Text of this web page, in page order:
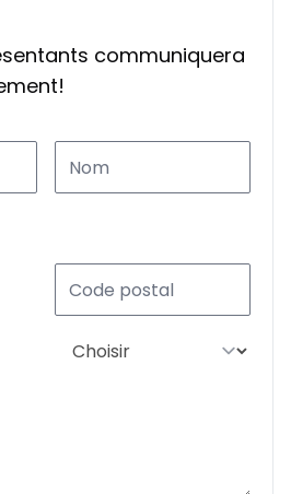
communiquera